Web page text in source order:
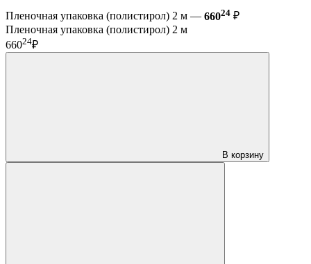
Пленочная упаковка (полистирол) 2 м — 66024 ₽
Пленочная упаковка (полистирол) 2 м
66024₽
В корзину